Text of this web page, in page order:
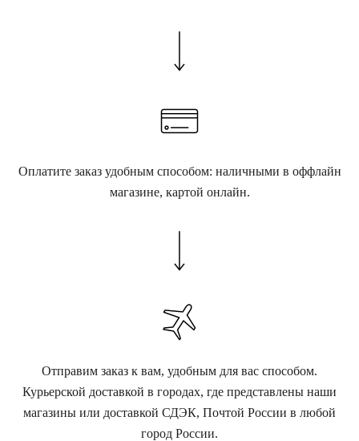
Оплатите заказ удобным способом: наличными в оффлайн
магазине, картой онлайн.
Отправим заказ к вам, удобным для вас способом.
Курьерской доставкой в городах, где представлены наши
магазины или доставкой СДЭК, Почтой России в любой
город России.